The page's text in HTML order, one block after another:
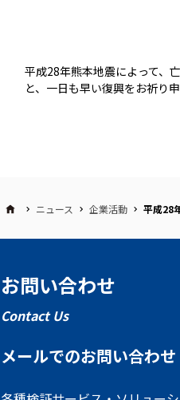
平成28年熊本地震によって、
と、一日も早い復興をお祈り申
ニュース 企業活動 平成28
お問い合わせ
Contact Us
メールでのお問い合わせ